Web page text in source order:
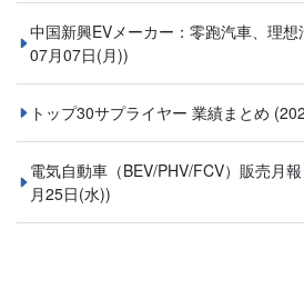
中国新興EVメーカー：零跑汽車、理
07月07日(月))
トップ30サプライヤー 業績まとめ
電気自動車（BEV/PHV/FCV）販売月
月25日(水))